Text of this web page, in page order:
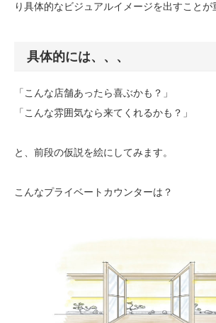
り具体的なビジュアルイメージを出すことが
具体的には、、、
「こんな店舗あったら喜ぶかも？」
「こんな雰囲気なら来てくれるかも？」
と、前段の仮説を絵にしてみます。
こんなプライベートカウンターは？